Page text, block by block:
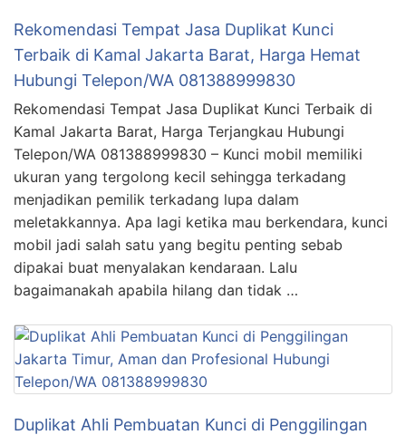
Rekomendasi Tempat Jasa Duplikat Kunci
Terbaik di Kamal Jakarta Barat, Harga Hemat
Hubungi Telepon/WA 081388999830
Rekomendasi Tempat Jasa Duplikat Kunci Terbaik di
Kamal Jakarta Barat, Harga Terjangkau Hubungi
Telepon/WA 081388999830 – Kunci mobil memiliki
ukuran yang tergolong kecil sehingga terkadang
menjadikan pemilik terkadang lupa dalam
meletakkannya. Apa lagi ketika mau berkendara, kunci
mobil jadi salah satu yang begitu penting sebab
dipakai buat menyalakan kendaraan. Lalu
bagaimanakah apabila hilang dan tidak …
Duplikat Ahli Pembuatan Kunci di Penggilingan